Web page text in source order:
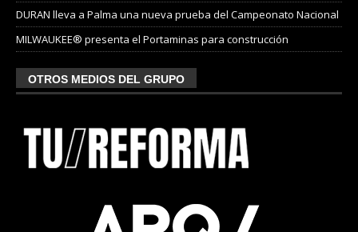
DURAN lleva a Palma una nueva prueba del Campeonato Nacional
MILWAUKEE® presenta el Portaminas para construcción
OTROS MEDIOS DEL GRUPO